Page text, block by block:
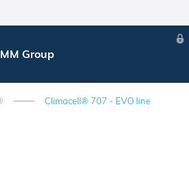
Group
Climacell® 707 - EVO line